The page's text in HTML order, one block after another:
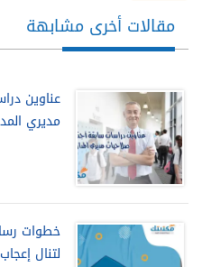
مقالات أخرى مشابهة
عناوين
مديري
لتنال